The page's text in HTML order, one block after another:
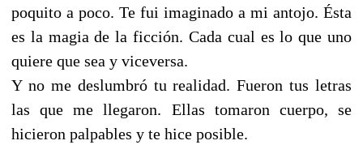
poquito a poco. Te fui imaginado a mi antojo. Ésta
es la magia de la ficción. Cada cual es lo que uno
quiere que sea y viceversa.
Y no me deslumbró tu realidad. Fueron tus letras
las que me llegaron. Ellas tomaron cuerpo, se
hicieron palpables y te hice posible.